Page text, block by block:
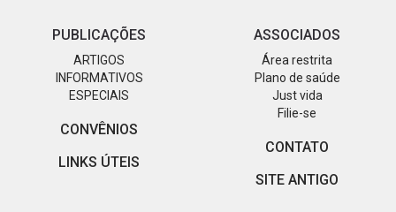
PUBLICAÇÕES
ARTIGOS
INFORMATIVOS
ESPECIAIS
CONVÊNIOS
LINKS ÚTEIS
ASSOCIADOS
Área restrita
Plano de saúde
Just vida
Filie-se
CONTATO
SITE ANTIGO